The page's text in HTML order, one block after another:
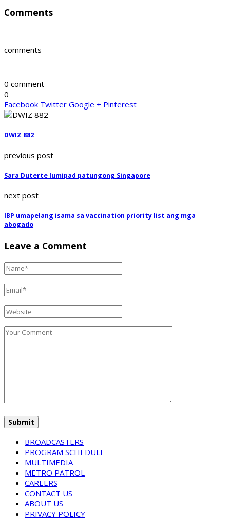
Comments
comments
0 comment
0
Facebook Twitter Google + Pinterest
DWIZ 882
previous post
Sara Duterte lumipad patungong Singapore
next post
IBP umapelang isama sa vaccination priority list ang mga
abogado
Leave a Comment
BROADCASTERS
PROGRAM SCHEDULE
MULTIMEDIA
METRO PATROL
CAREERS
CONTACT US
ABOUT US
PRIVACY POLICY